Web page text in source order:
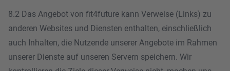
8.2 Das Angebot von fit4future kann Verweise (Links) zu
anderen Websites und Diensten enthalten, einschließlich
auch Inhalten, die Nutzende unserer Angebote im Rahmen
unserer Dienste auf unseren Servern speichern. Wir